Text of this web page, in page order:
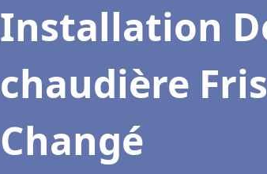
Installation
chaudière
Changé